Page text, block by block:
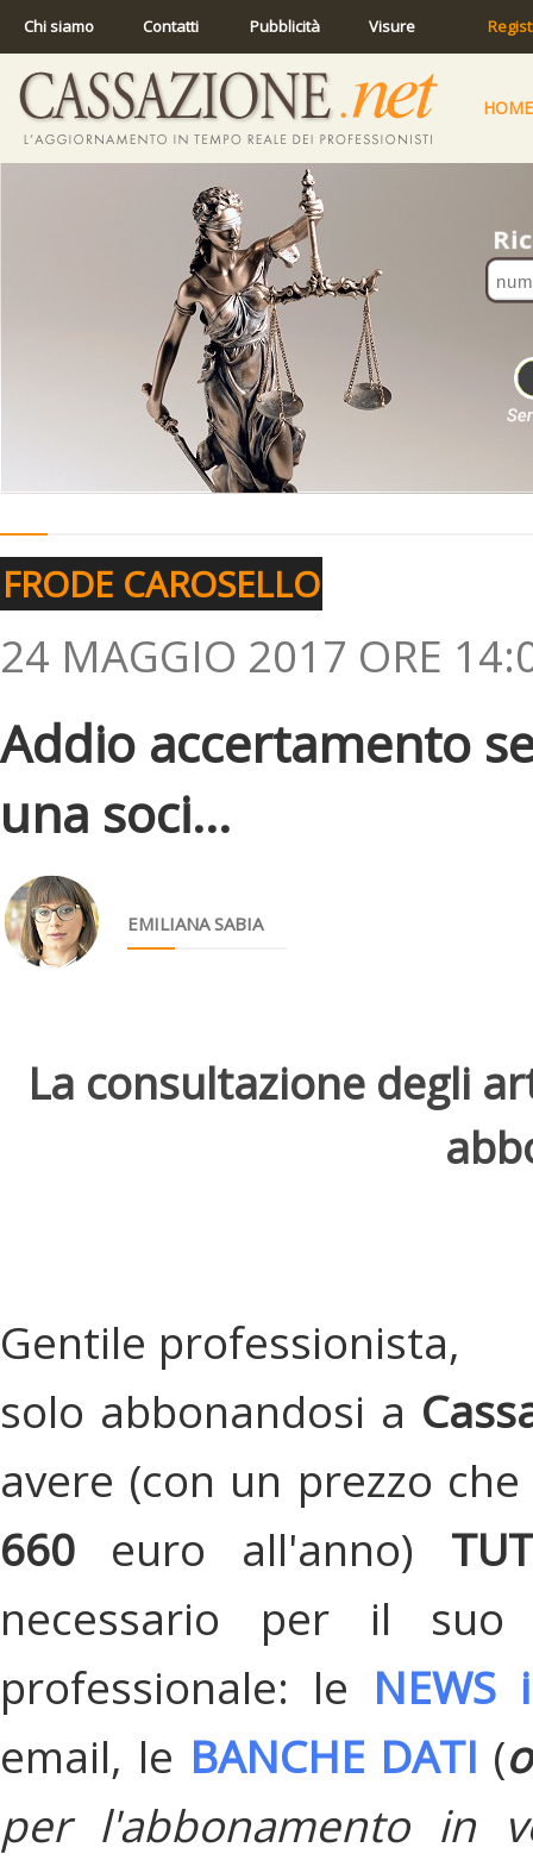
Chi siamo Contatti Pubblicità Visure
HOME
FRODE CAROSELLO
24 MAGGIO 2017 ORE
Addio accertamento
una soci...
EMILIANA SABIA
La consultazione degli
Gentile professionista,
solo abbonandosi a
avere (con un prezzo
660 euro all'anno)
necessario per il suo
professionale: le
email, le BANCHE DATI (
per l'abbonamento in